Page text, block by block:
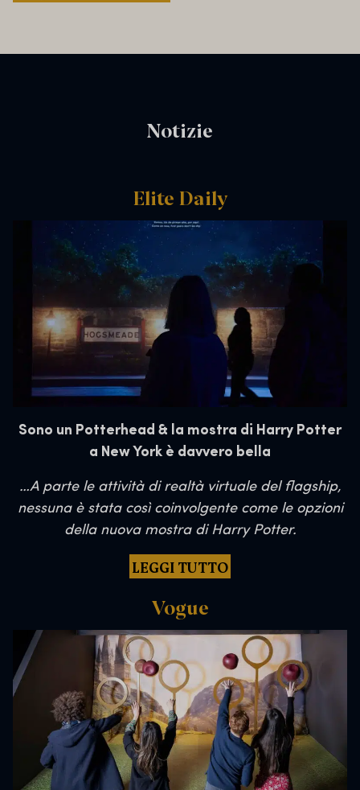
Notizie
Elite Daily
Sono un Potterhead & la mostra di Harry Potter
a New York è davvero bella
…A parte le attività di realtà virtuale del flagship,
nessuna è stata così coinvolgente come le opzioni
della nuova mostra di Harry Potter.
LEGGI TUTTO
Vogue